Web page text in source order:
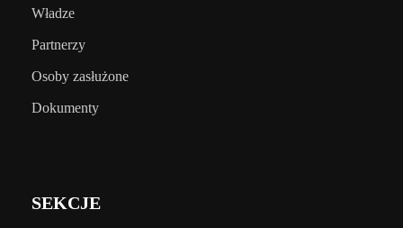
Władze
Partnerzy
Osoby zasłużone
Dokumenty
SEKCJE